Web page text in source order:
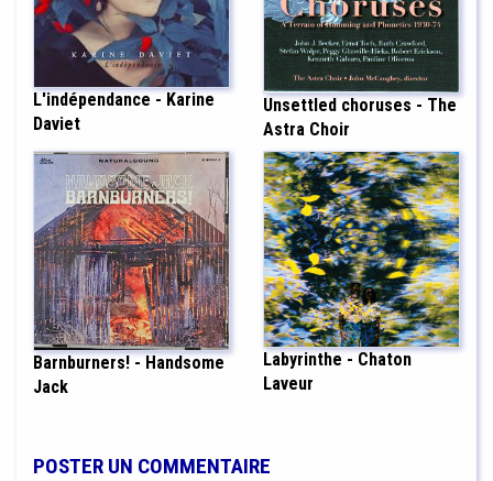
L'indépendance - Karine
Daviet
Unsettled choruses - The
Astra Choir
Barnburners! - Handsome
Jack
Labyrinthe - Chaton
Laveur
POSTER UN COMMENTAIRE